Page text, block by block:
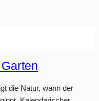
die Natur, wann der